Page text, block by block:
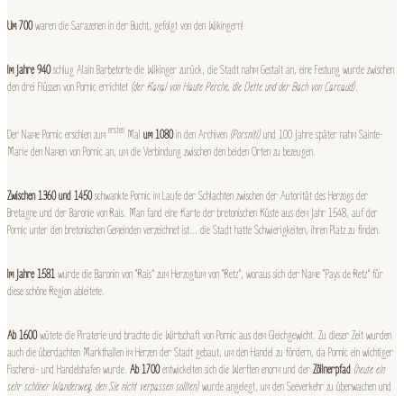
Um 700waren die Sarazenen in der Bucht, gefolgt von den Wikingern!
Im Jahre 940schlug Alain Barbetorte die Wikinger zurück, die Stadt nahm Gestalt an, eine Festung wurde zwischen
den drei Flüssen von Pornic errichtet (der Kanal von Haute Perche, die Dette und der Bach von Carcaud).
Der Name Pornic erschien zum ersten Mal um 1080in den Archiven (Porsniti)und 100 Jahre später nahm Sainte-
Marie den Namen von Pornic an, um die Verbindung zwischen den beiden Orten zu bezeugen.
Zwischen 1360 und 1450schwankte Pornic im Laufe der Schlachten zwischen der Autorität des Herzogs der
Bretagne und der Baronie von Rais. Man fand eine Karte der bretonischen Küste aus dem Jahr 1548, auf der
Pornic unter den bretonischen Gemeinden verzeichnet ist… die Stadt hatte Schwierigkeiten, ihren Platz zu finden.
Im Jahre 1581wurde die Baronin von “Rais” zum Herzogtum von “Retz”, woraus sich der Name “Pays de Retz” für
diese schöne Region ableitete.
Ab 1600wütete die Piraterie und brachte die Wirtschaft von Pornic aus dem Gleichgewicht. Zu dieser Zeit wurden
auch die überdachten Markthallen im Herzen der Stadt gebaut, um den Handel zu fördern, da Pornic ein wichtiger
Fischerei- und Handelshafen wurde. Ab 1700entwickelten sich die Werften enorm und derZöllnerpfad (heute ein
sehr schöner Wanderweg, den Sie nicht verpassen sollten)wurde angelegt, um den Seeverkehr zu überwachen und